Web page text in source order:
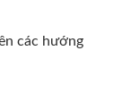
các hướng